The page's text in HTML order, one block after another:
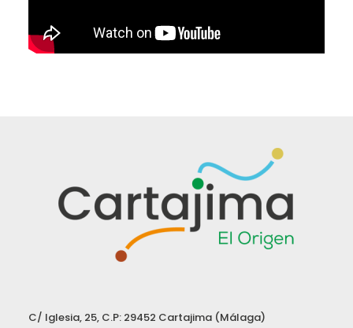
C/ Iglesia, 25, C.P: 29452 Cartajima (Málaga)